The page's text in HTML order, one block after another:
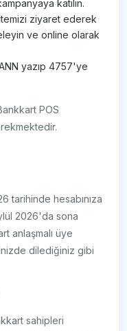
katılın.
ziyaret ederek
ve online olarak
yazıp 4757'ye
POS
tarihinde hesabınıza
2026'da sona
anlaşmalı üye
dilediğiniz gibi
sahipleri